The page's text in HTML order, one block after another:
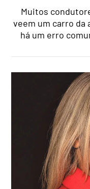
Muitos
veem um carro da
há um erro